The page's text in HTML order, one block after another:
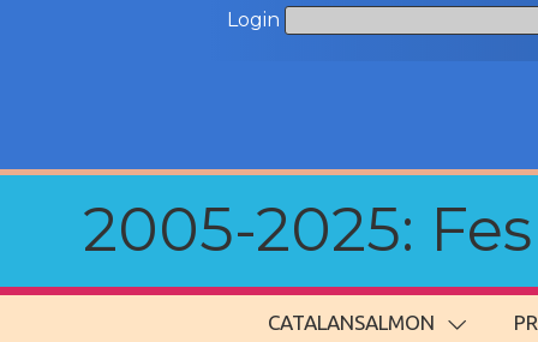
Login
2005-2025:
CATALANSALMON